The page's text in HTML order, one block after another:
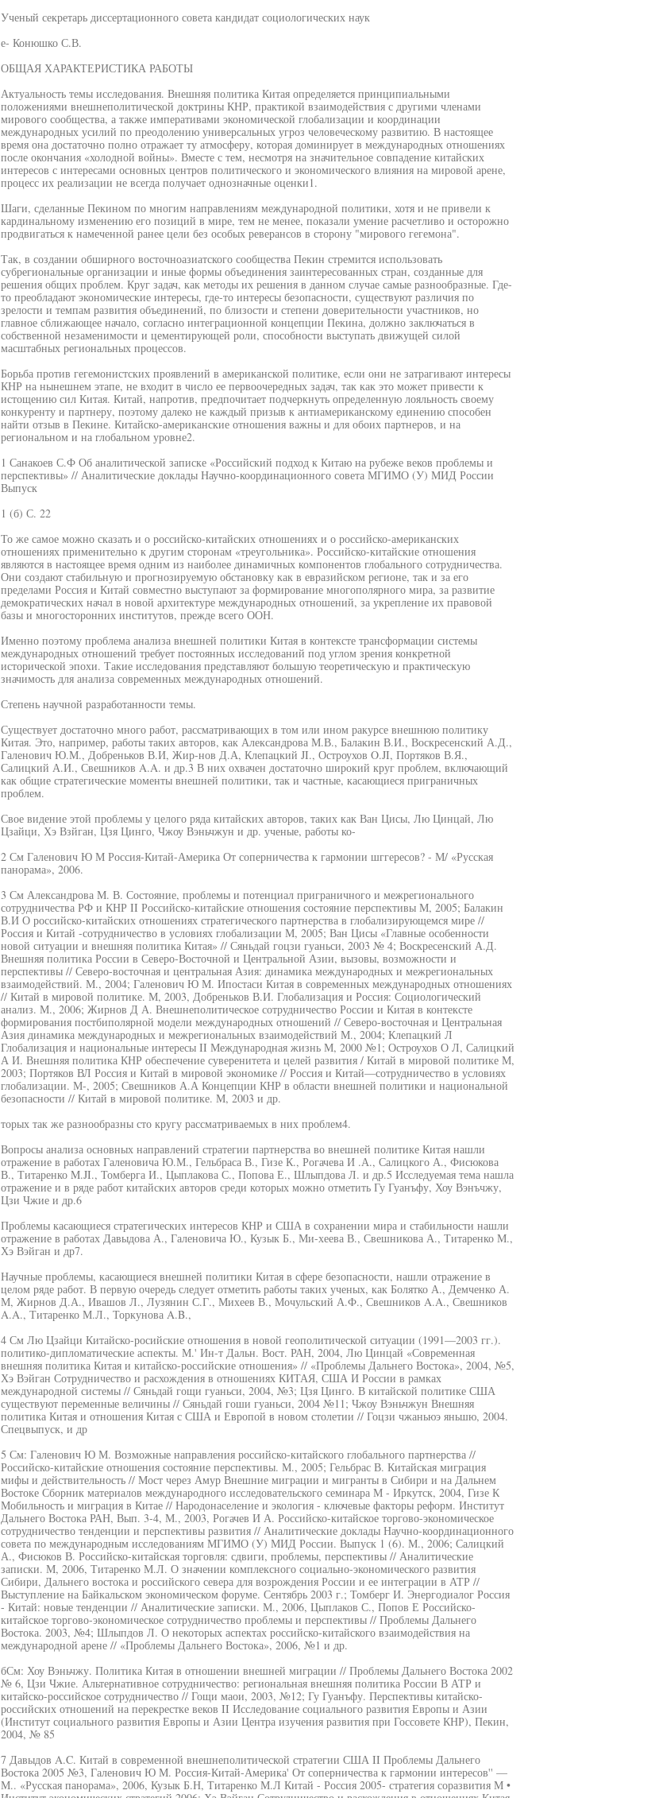
Ученый секретарь диссертационного совета кандидат социологических наук
е- Конюшко С.В.
ОБЩАЯ ХАРАКТЕРИСТИКА РАБОТЫ
Актуальность темы исследования. Внешняя политика Китая определяется принципиальными
положениями внешнеполитической доктрины КНР, практикой взаимодействия с другими членами
мирового сообщества, а также императивами экономической глобализации и координации
международных усилий по преодолению универсальных угроз человеческому развитию. В настоящее
время она достаточно полно отражает ту атмосферу, которая доминирует в международных отношениях
после окончания «холодной войны». Вместе с тем, несмотря на значительное совпадение китайских
интересов с интересами основных центров политического и экономического влияния на мировой арене,
процесс их реализации не всегда получает однозначные оценки1.
Шаги, сделанные Пекином по многим направлениям международной политики, хотя и не привели к
кардинальному изменению его позиций в мире, тем не менее, показали умение расчетливо и осторожно
продвигаться к намеченной ранее цели без особых реверансов в сторону "мирового гегемона".
Так, в создании обширного восточноазиатского сообщества Пекин стремится использовать
субрегиональные организации и иные формы объединения заинтересованных стран, созданные для
решения общих проблем. Круг задач, как методы их решения в данном случае самые разнообразные. Где-
то преобладают экономические интересы, где-то интересы безопасности, существуют различия по
зрелости и темпам развития объединений, по близости и степени доверительности участников, но
главное сближающее начало, согласно интеграционной концепции Пекина, должно заключаться в
собственной незаменимости и цементирующей роли, способности выступать движущей силой
масштабных региональных процессов.
Борьба против гегемонистских проявлений в американской политике, если они не затрагивают интересы
КНР на нынешнем этапе, не входит в число ее первоочередных задач, так как это может привести к
истощению сил Китая. Китай, напротив, предпочитает подчеркнуть определенную лояльность своему
конкуренту и партнеру, поэтому далеко не каждый призыв к антиамериканскому единению способен
найти отзыв в Пекине. Китайско-американские отношения важны и для обоих партнеров, и на
региональном и на глобальном уровне2.
1 Санакоев С.Ф Об аналитической записке «Российский подход к Китаю на рубеже веков проблемы и
перспективы» // Аналитические доклады Научно-координационного совета МГИМО (У) МИД России
Выпуск
1 (б) С. 22
То же самое можно сказать и о российско-китайских отношениях и о российско-американских
отношениях применительно к другим сторонам «треугольника». Российско-китайские отношения
являются в настоящее время одним из наиболее динамичных компонентов глобального сотрудничества.
Они создают стабильную и прогнозируемую обстановку как в евразийском регионе, так и за его
пределами Россия и Китай совместно выступают за формирование многополярного мира, за развитие
демократических начал в новой архитектуре международных отношений, за укрепление их правовой
базы и многосторонних институтов, прежде всего ООН.
Именно поэтому проблема анализа внешней политики Китая в контексте трансформации системы
международных отношений требует постоянных исследований под углом зрения конкретной
исторической эпохи. Такие исследования представляют большую теоретическую и практическую
значимость для анализа современных международных отношений.
Степень научной разработанности темы.
Существует достаточно много работ, рассматривающих в том или ином ракурсе внешнюю политику
Китая. Это, например, работы таких авторов, как Александрова М.В., Балакин В.И., Воскресенский А.Д.,
Галенович Ю.М., Добреньков В.И, Жир-нов Д.А, Клепацкий JI., Остроухов O.JI, Портяков В.Я.,
Салицкий А.И., Свешников A.A. и др.3 В них охвачен достаточно широкий круг проблем, включающий
как общие стратегические моменты внешней политики, так и частные, касающиеся приграничных
проблем.
Свое видение этой проблемы у целого ряда китайских авторов, таких как Ван Цисы, Лю Цинцай, Лю
Цзайци, Хэ Взйган, Цзя Цинго, Чжоу Вэньчжун и др. ученые, работы ко-
2 См Галенович Ю М Россия-Китай-Америка От соперничества к гармонии шггересов? - М/ «Русская
панорама», 2006.
3 См Александрова М. В. Состояние, проблемы и потенциал приграничного и межрегионального
сотрудничества РФ и КНР II Российско-китайские отношения состояние перспективы М, 2005; Балакин
В.И О российско-китайских отношениях стратегического партнерства в глобализирующемся мире //
Россия и Китай -сотрудничество в условиях глобализации М, 2005; Ван Цисы «Главные особенности
новой ситуации и внешняя политика Китая» // Сяньдай гоцзи гуаньси, 2003 № 4; Воскресенский А.Д.
Внешняя политика России в Северо-Восточной и Центральной Азии, вызовы, возможности и
перспективы // Северо-восточная и центральная Азия: динамика международных и межрегиональных
взаимодействий. М., 2004; Галенович Ю М. Ипостаси Китая в современных международных отношениях
// Китай в мировой политике. М, 2003, Добреньков В.И. Глобализация и Россия: Социологический
анализ. М., 2006; Жирнов Д А. Внешнеполитическое сотрудничество России и Китая в контексте
формирования постбиполярной модели международных отношений // Северо-восточная и Центральная
Азия динамика международных и межрегиональных взаимодействий М., 2004; Клепацкий Л
Глобализация и национальные интересы II Международная жизнь М, 2000 №1; Остроухов О Л, Салицкий
А И. Внешняя политика КНР обеспечение суверенитета и целей развития / Китай в мировой политике М,
2003; Портяков ВЛ Россия и Китай в мировой экономике // Россия и Китай—сотрудничество в условиях
глобализации. М-, 2005; Свешников А.А Концепции КНР в области внешней политики и национальной
безопасности // Китай в мировой политике. М, 2003 и др.
торых так же разнообразны сто кругу рассматриваемых в них проблем4.
Вопросы анализа основных направлений стратегии партнерства во внешней политике Китая нашли
отражение в работах Галеновича Ю.М., Гельбраса В., Гизе К., Рогачева И .А., Салицкого А., Фисюкова
В., Титаренко M.JI., Томберга И., Цыплакова С., Попова Е., Шлыпдова Л. и др.5 Исследуемая тема нашла
отражение и в ряде работ китайских авторов среди которых можно отметить Гу Гуанъфу, Хоу Вэнъчжу,
Цзи Чжие и др.6
Проблемы касающиеся стратегических интересов КНР и США в сохранении мира и стабильности нашли
отражение в работах Давыдова А., Галеновича Ю., Кузык Б., Ми-хеева В., Свешникова А., Титаренко М.,
Хэ Вэйган и др7.
Научные проблемы, касающиеся внешней политики Китая в сфере безопасности, нашли отражение в
целом ряде работ. В первую очередь следует отметить работы таких ученых, как Болятко А., Демченко А.
М, Жирнов Д.А., Ивашов Л., Лузянин С.Г., Михеев В., Мочульский А.Ф., Свешников A.A., Свешников
A.A., Титаренко М.Л., Торкунова A.B.,
4 См Лю Цзайци Китайско-росийские отношения в новой геополитической ситуации (1991—2003 гг.).
политико-дипломатические аспекты. М.' Ин-т Дальн. Вост. РАН, 2004, Лю Цинцай «Современная
внешняя политика Китая и китайско-российские отношения» // «Проблемы Дальнего Востока», 2004, №5,
Хэ Вэйган Сотрудничество и расхождения в отношениях КИТАЯ, США И России в рамках
международной системы // Сяньдай гощи гуаньси, 2004, №3; Цзя Цинго. В китайской политике США
существуют переменные величины // Сяньдай гоши гуаньси, 2004 №11; Чжоу Вэньчжун Внешняя
политика Китая и отношения Китая с США и Европой в новом столетии // Гоцзи чжаньюэ яньшю, 2004.
Спецвыпуск, и др
5 См: Галенович Ю М. Возможные направления российско-китайского глобального партнерства //
Российско-китайские отношения состояние перспективы. М., 2005; Гельбрас В. Китайская миграция
мифы и действительность // Мост через Амур Внешние миграции и мигранты в Сибири и на Дальнем
Востоке Сборник материалов международного исследовательского семинара М - Иркутск, 2004, Гизе К
Мобильность и миграция в Китае // Народонаселение и экология - ключевые факторы реформ. Институт
Дальнего Востока РАН, Вып. 3-4, М., 2003, Рогачев И А. Российско-китайское торгово-экономическое
сотрудничество тенденции и перспективы развития // Аналитические доклады Научно-координационного
совета по международным исследованиям МГИМО (У) МИД России. Выпуск 1 (6). М., 2006; Салицкий
А., Фисюков В. Российско-китайская торговля: сдвиги, проблемы, перспективы // Аналитические
записки. М, 2006, Титаренко М.Л. О значении комплексного социально-экономического развития
Сибири, Дальнего востока и российского севера для возрождения России и ее интеграции в АТР //
Выступление на Байкальском экономическом форуме. Сентябрь 2003 г.; Томберг И. Энергодиалог Россия
- Китай: новые тенденции // Аналитические записки. М., 2006, Цыплаков С., Попов Е Российско-
китайское торгово-экономическое сотрудничество проблемы и перспективы // Проблемы Дальнего
Востока. 2003, №4; Шлыпдов Л. О некоторых аспектах российско-китайского взаимодействия на
международной арене // «Проблемы Дальнего Востока», 2006, №1 и др.
бСм: Хоу Вэньчжу. Политика Китая в отношении внешней миграции // Проблемы Дальнего Востока 2002
№ 6, Цзи Чжие. Альтернативное сотрудничество: региональная внешняя политика России В АТР и
китайско-российское сотрудничество // Гощи маои, 2003, №12; Гу Гуанъфу. Перспективы китайско-
российских отношений на перекрестке веков II Исследование социального развития Европы и Азии
(Институт социального развития Европы и Азии Центра изучения развития при Госсовете КНР), Пекин,
2004, № 85
7 Давыдов A.C. Китай в современной внешнеполитической стратегии США II Проблемы Дальнего
Востока 2005 №3, Галенович Ю М. Россия-Китай-Америка' От соперничества к гармонии интересов'' —
М.. «Русская панорама», 2006, Кузык Б.Н, Титаренко М.Л Китай - Россия 2005- стратегия соразвития М •